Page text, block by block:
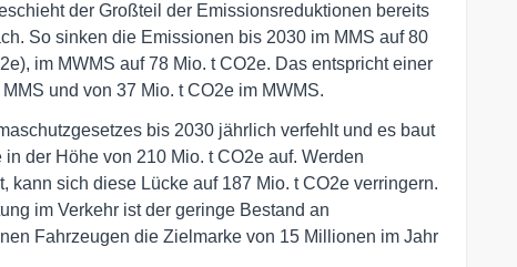
der Großteil der Emissionsreduktionen bereits
So sinken die Emissionen bis 2030 im MMS auf 80
im MWMS auf 78 Mio. t CO2e. Das entspricht einer
und von 37 Mio. t CO2e im MWMS.
bis 2030 jährlich verfehlt und es baut
der Höhe von 210 Mio. t CO2e auf. Werden
kann sich diese Lücke auf 187 Mio. t CO2e verringern.
im Verkehr ist der geringe Bestand an
Fahrzeugen die Zielmarke von 15 Millionen im Jahr